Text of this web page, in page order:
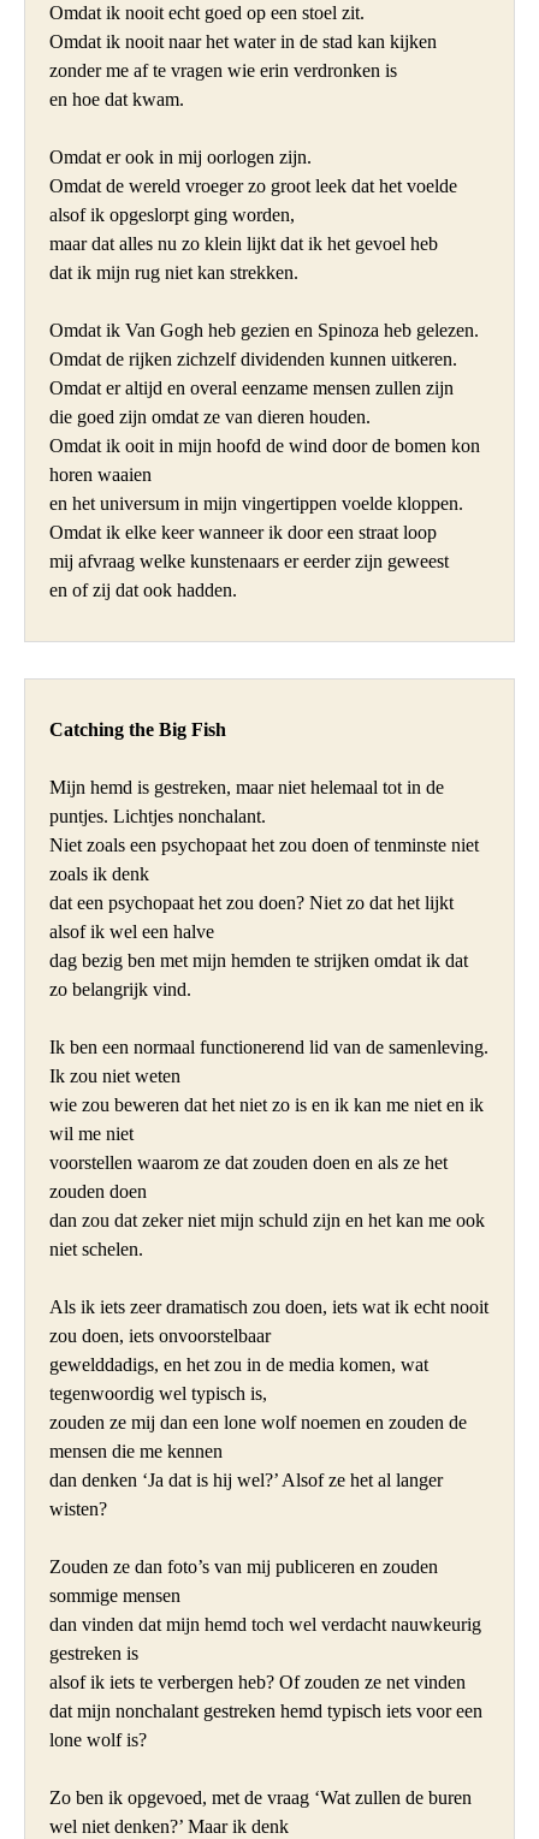
Omdat ik nooit echt goed op een stoel zit.
Omdat ik nooit naar het water in de stad kan kijken
zonder me af te vragen wie erin verdronken is
en hoe dat kwam.
Omdat er ook in mij oorlogen zijn.
Omdat de wereld vroeger zo groot leek dat het voelde
alsof ik opgeslorpt ging worden,
maar dat alles nu zo klein lijkt dat ik het gevoel heb
dat ik mijn rug niet kan strekken.
Omdat ik Van Gogh heb gezien en Spinoza heb gelezen.
Omdat de rijken zichzelf dividenden kunnen uitkeren.
Omdat er altijd en overal eenzame mensen zullen zijn
die goed zijn omdat ze van dieren houden.
Omdat ik ooit in mijn hoofd de wind door de bomen kon
horen waaien
en het universum in mijn vingertippen voelde kloppen.
Omdat ik elke keer wanneer ik door een straat loop
mij afvraag welke kunstenaars er eerder zijn geweest
en of zij dat ook hadden.
Catching the Big Fish
Mijn hemd is gestreken, maar niet helemaal tot in de
puntjes. Lichtjes nonchalant.
Niet zoals een psychopaat het zou doen of tenminste niet
zoals ik denk
dat een psychopaat het zou doen? Niet zo dat het lijkt
alsof ik wel een halve
dag bezig ben met mijn hemden te strijken omdat ik dat
zo belangrijk vind.
Ik ben een normaal functionerend lid van de samenleving.
Ik zou niet weten
wie zou beweren dat het niet zo is en ik kan me niet en ik
wil me niet
voorstellen waarom ze dat zouden doen en als ze het
zouden doen
dan zou dat zeker niet mijn schuld zijn en het kan me ook
niet schelen.
Als ik iets zeer dramatisch zou doen, iets wat ik echt nooit
zou doen, iets onvoorstelbaar
gewelddadigs, en het zou in de media komen, wat
tegenwoordig wel typisch is,
zouden ze mij dan een lone wolf noemen en zouden de
mensen die me kennen
dan denken ‘Ja dat is hij wel?’ Alsof ze het al langer
wisten?
Zouden ze dan foto’s van mij publiceren en zouden
sommige mensen
dan vinden dat mijn hemd toch wel verdacht nauwkeurig
gestreken is
alsof ik iets te verbergen heb? Of zouden ze net vinden
dat mijn nonchalant gestreken hemd typisch iets voor een
lone wolf is?
Zo ben ik opgevoed, met de vraag ‘Wat zullen de buren
wel niet denken?’ Maar ik denk